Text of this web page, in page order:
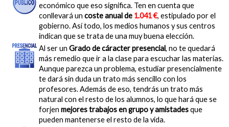
económico que eso significa. Ten en cuenta que
conllevará un coste anual de 1.041 €, estipulado por el
gobierno. Así todo, los medios humanos y sus centros
indican que se trata de una muy buena elección.
Al ser un Grado de cáracter presencial, no te quedará
más remedio que ir a la clase para escuchar las materias.
Aunque parezca un problema, estudiar presencialmente
te dará sin duda un trato más sencillo con los
profesores. Además de eso, tendrás un trato más
natural con el resto de los alumnos, lo que hará que se
forjen mejores trabajos en grupo y amistadesque
pueden mantenerse el resto de la vida.